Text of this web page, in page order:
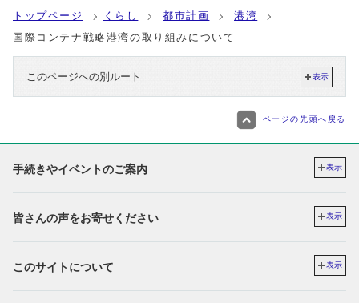
トップページ くらし 都市計画
港湾
国際コンテナ戦略港湾の取り組みについて
このページへの別ルート 表示
ページの先頭へ戻る
手続きやイベントのご案内 表示
皆さんの声をお寄せください 表示
このサイトについて 表示